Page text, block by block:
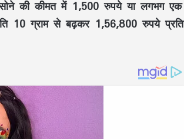
की कीमत में 1,500 रुपये या लगभग एक
10 ग्राम से बढ़कर 1,56,800 रुपये प्रति